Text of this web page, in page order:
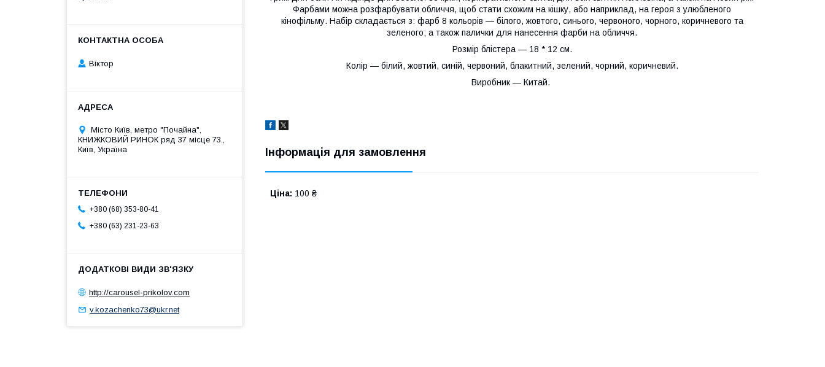
Фарбами можна розфарбувати обличчя, щоб стати схожим на кішку, або наприклад, на героя з улюбленого
кінофільму. Набір складається з: фарб 8 кольорів — білого, жовтого, синього, червоного, чорного, коричневого та
зеленого; а також палички для нанесення фарби на обличчя.
Розмір блістера — 18 * 12 см.
Колір — білий, жовтий, синій, червоний, блакитний, зелений, чорний, коричневий.
Виробник — Китай.
Інформація для замовлення
Ціна: 100 ₴
Віктор
Місто Київ, метро "Почайна",
КНИЖКОВИЙ РИНОК ряд 37 місце 73.,
Київ, Україна
+380 (68) 353-80-41
+380 (63) 231-23-63
http://carousel-prikolov.com
v.kozachenko73@ukr.net